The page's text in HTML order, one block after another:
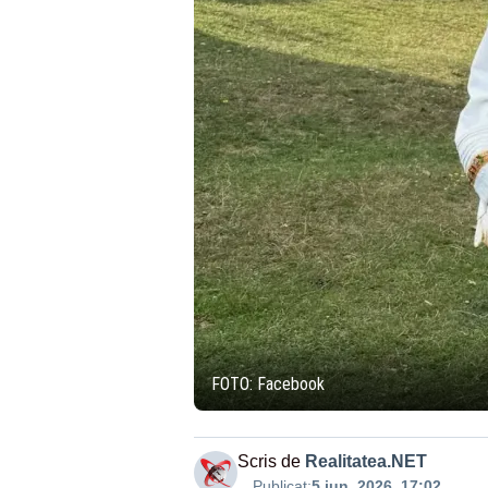
FOTO: Facebook
Scris de Realitatea.NET